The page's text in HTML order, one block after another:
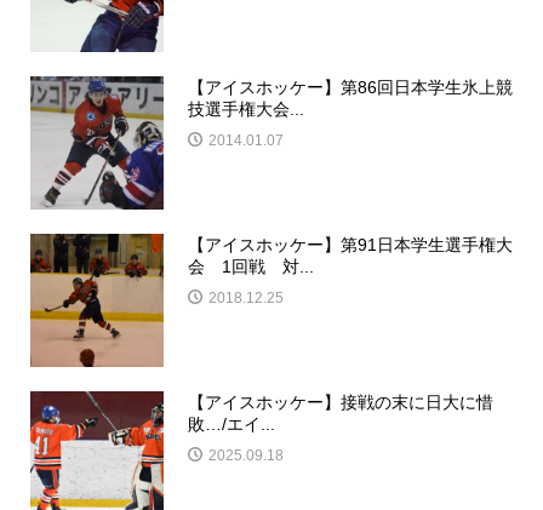
【アイスホッケー】第86回日本学生氷上競
技選手権大会...
2014.01.07
【アイスホッケー】第91日本学生選手権大
会 1回戦 対...
2018.12.25
【アイスホッケー】接戦の末に日大に惜
敗…/エイ...
2025.09.18